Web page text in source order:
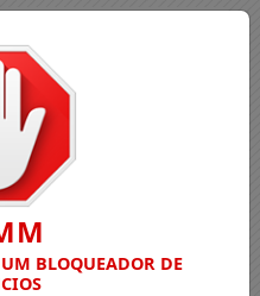
UM BLOQUEADOR DE